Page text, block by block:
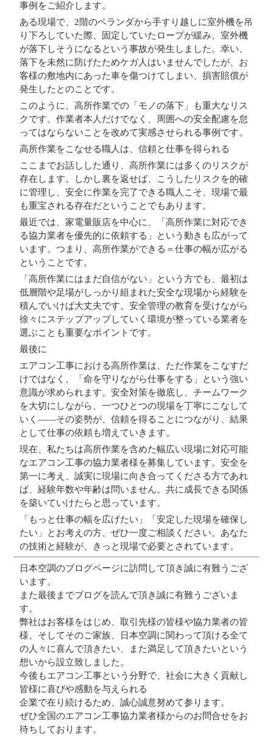
事例をご紹介します。
ある現場で、2階のベランダから手すり越しに室外機を吊
り下ろしていた際、固定していたロープが緩み、室外機
が落下しそうになるという事故が発生しました。幸い、
落下を未然に防げたためケガ人はいませんでしたが、お
客様の敷地内にあった車を傷つけてしまい、損害賠償が
発生したとのことです。
このように、高所作業での「モノの落下」も重大なリス
クです。作業者本人だけでなく、周囲への安全配慮を怠
ってはならないことを改めて実感させられる事例です。
高所作業をこなせる職人は、信頼と仕事を得られる
ここまでお話しした通り、高所作業には多くのリスクが
存在します。しかし裏を返せば、こうしたリスクを的確
に管理し、安全に作業を完了できる職人こそ、現場で最
も重宝される存在だということでもあります。
最近では、家電量販店を中心に、「高所作業に対応でき
る協力業者を優先的に依頼する」という動きも広がって
います。つまり、高所作業ができる＝仕事の幅が広がる
ということです。
「高所作業にはまだ自信がない」という方でも、最初は
低層階や足場がしっかり組まれた安全な現場から経験を
積んでいけば大丈夫です。安全管理の教育を受けながら
徐々にステップアップしていく環境が整っている業者を
選ぶことも重要なポイントです。
最後に
エアコン工事における高所作業は、ただ作業をこなすだ
けではなく、「命を守りながら仕事をする」という強い
意識が求められます。安全対策を徹底し、チームワーク
を大切にしながら、一つひとつの現場を丁寧にこなして
いく――その姿勢が、信頼を得ることにつながり、結果
として仕事の依頼も増えていきます。
現在、私たちは高所作業を含めた幅広い現場に対応可能
なエアコン工事の協力業者様を募集しています。安全を
第一に考え、誠実に現場に向き合ってくださる方であれ
ば、経験年数や年齢は問いません。共に成長できる関係
を築いていけたらと思っています。
「もっと仕事の幅を広げたい」「安定した現場を確保し
たい」とお考えの方、ぜひ一度ご相談ください。あなた
の技術と経験が、きっと現場で必要とされています。
日本空調のブログページに訪問して頂き誠に有難うござ
います。
また最後までブログを読んで頂き誠に有難うございま
す。
弊社はお客様をはじめ、取引先様の皆様や協力業者の皆
様、そしてそのご家族、日本空調に関わって頂ける全て
の人々に喜んで頂きたい、また満足して頂きたいという
想いから設立致しました。
今後もエアコン工事という分野で、社会に大きく貢献し
皆様に喜びや感動を与えられる
企業で在り続けるため、誠心誠意努めて参ります。
ぜひ全国のエアコン工事協力業者様からのお問合せをお
待ちしております。